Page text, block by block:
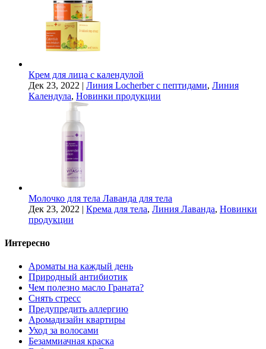
Крем для лица с календулой
Дек 23, 2022 | Линия Locherber с пептидами, Линия
Календула, Новинки продукции
Молочко для тела Лаванда для тела
Дек 23, 2022 | Крема для тела, Линия Лаванда, Новинки
продукции
Интересно
Ароматы на каждый день
Природный антибиотик
Чем полезно масло Граната?
Снять стресс
Предупредить аллергию
Аромадизайн квартиры
Уход за волосами
Безаммиачная краска